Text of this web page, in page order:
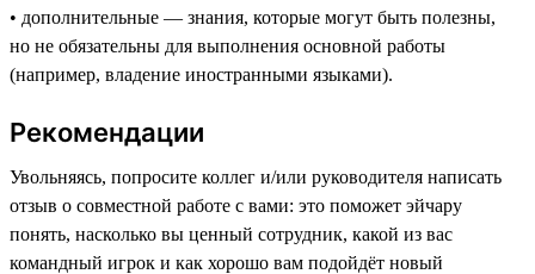
• дополнительные — знания, которые могут быть полезны,
но не обязательны для выполнения основной работы
(например, владение иностранными языками).
Рекомендации
Увольняясь, попросите коллег и/или руководителя написать
отзыв о совместной работе с вами: это поможет эйчару
понять, насколько вы ценный сотрудник, какой из вас
командный игрок и как хорошо вам подойдёт новый